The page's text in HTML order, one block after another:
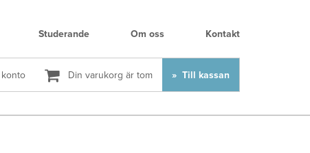
Studerande Om oss Kontakt
Din varukorg är tom Till kassan